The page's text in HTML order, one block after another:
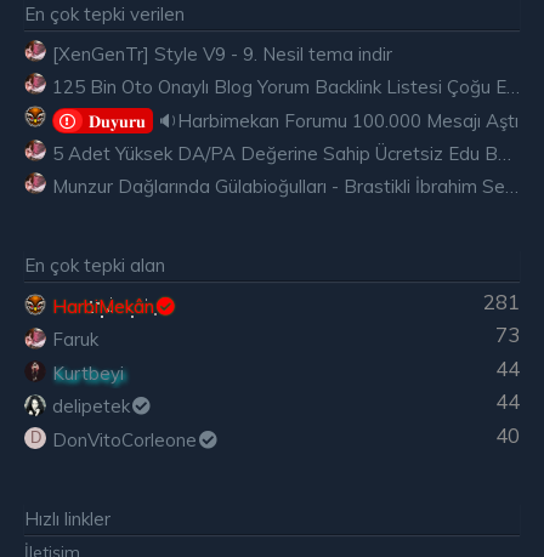
En çok tepki verilen
[XenGenTr] Style V9 - 9. Nesil tema indir
125 Bin Oto Onaylı Blog Yorum Backlink Listesi Çoğu Edu ve Gov Ücretsiz
𝐃𝐮𝐲𝐮𝐫𝐮
🔉Harbimekan Forumu 100.000 Mesajı Aştı
5 Adet Yüksek DA/PA Değerine Sahip Ücretsiz Edu Backlink
Munzur Dağlarında Gülabioğulları - Brastikli İbrahim Sevindik
En çok tepki alan
281
HarbiMekân
73
Faruk
44
Kurtbeyi
44
delipetek
D 40
DonVitoCorleone
Hızlı linkler
İletişim